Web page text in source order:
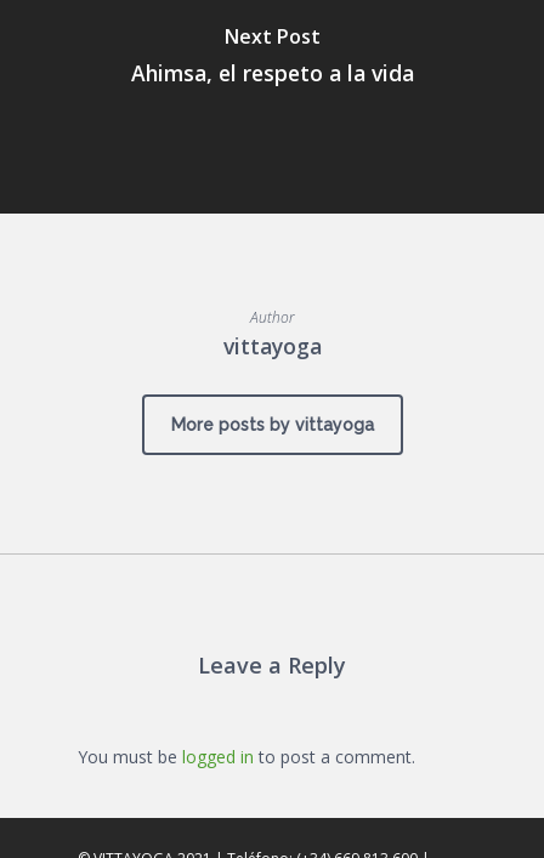
Next Post
Ahimsa, el respeto a la vida
Author
vittayoga
More posts by vittayoga
Leave a Reply
You must be logged in to post a comment.